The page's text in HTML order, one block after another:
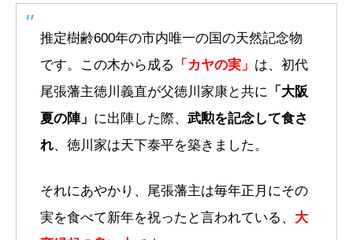
推定樹齢600年の市内唯一の国の天然記念物
です。この木から成る
「カヤの実」 は、初代
尾張藩主徳川義直が父徳川家康と共に 「大阪
夏の陣」 に出陣した際、 武勲を記念して食さ
れ、徳川家は天下泰平を築きました。
それにあやかり、尾張藩主は毎年正月にその
実を食べて新年を祝ったと言われている、 大